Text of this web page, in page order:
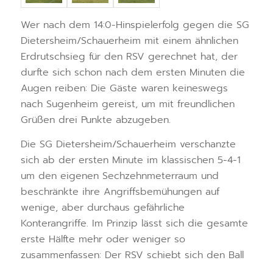
Wer nach dem 14:0-Hinspielerfolg gegen die SG
Dietersheim/Schauerheim mit einem ähnlichen
Erdrutschsieg für den RSV gerechnet hat, der
durfte sich schon nach dem ersten Minuten die
Augen reiben: Die Gäste waren keineswegs
nach Sugenheim gereist, um mit freundlichen
Grüßen drei Punkte abzugeben.
Die SG Dietersheim/Schauerheim verschanzte
sich ab der ersten Minute im klassischen 5-4-1
um den eigenen Sechzehnmeterraum und
beschränkte ihre Angriffsbemühungen auf
wenige, aber durchaus gefährliche
Konterangriffe. Im Prinzip lässt sich die gesamte
erste Hälfte mehr oder weniger so
zusammenfassen: Der RSV schiebt sich den Ball